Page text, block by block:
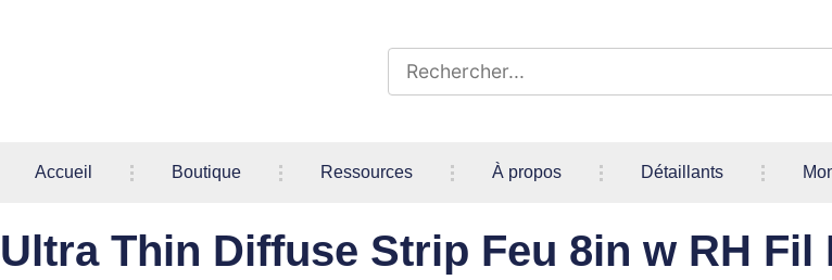
Accueil Boutique Ressources À propos Détaillants
Ultra Thin Diffuse Strip Feu 8in w RH Fil